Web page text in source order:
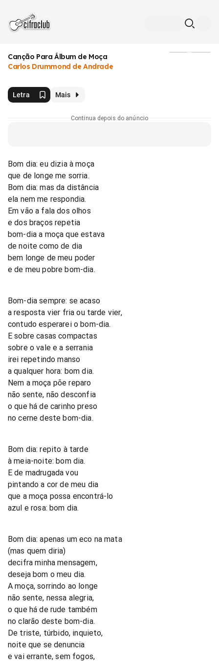
Canção Para Álbum de Moça
Carlos Drummond de Andrade
Letra Mais
Continua depois do anúncio
Bom dia: eu dizia à moça
que de longe me sorria.
Bom dia: mas da distância
ela nem me respondia.
Em vão a fala dos olhos
e dos braços repetia
bom-dia a moça que estava
de noite como de dia
bem longe de meu poder
e de meu pobre bom-dia.
Bom-dia sempre: se acaso
a resposta vier fria ou tarde vier,
contudo esperarei o bom-dia.
E sobre casas compactas
sobre o vale e a serrania
irei repetindo manso
a qualquer hora: bom dia.
Nem a moça põe reparo
não sente, não desconfia
o que há de carinho preso
no cerne deste bom-dia.
Bom dia: repito à tarde
à meia-noite: bom dia.
E de madrugada vou
pintando a cor de meu dia
que a moça possa encontrá-lo
azul e rosa: bom dia.
Bom dia: apenas um eco na mata
(mas quem diria)
decifra minha mensagem,
deseja bom o meu dia.
A moça, sorrindo ao longe
não sente, nessa alegria,
o que há de rude também
no clarão deste bom-dia.
De triste, túrbido, inquieto,
noite que se denuncia
e vai errante, sem fogos,